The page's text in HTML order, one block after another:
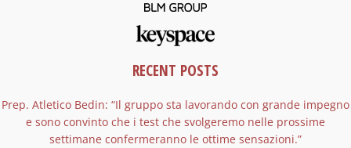
RECENT POSTS
Prep. Atletico Bedin: “Il gruppo sta lavorando con grande impegno
e sono convinto che i test che svolgeremo nelle prossime
settimane confermeranno le ottime sensazioni.”